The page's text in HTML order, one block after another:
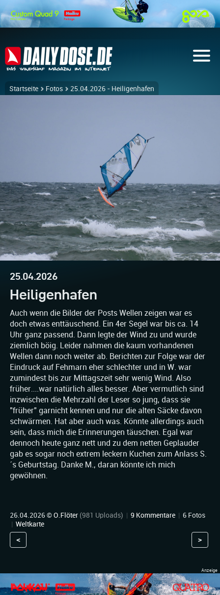
Startseite Fotos 25.04.2026 - Heiligenhafen
25.04.2026
Heiligenhafen
Auch wenn die Bilder der Posts Wellen zeigen war es
doch etwas enttäuschend. Ein 4er Segel war bis ca. 14
Uhr ganz passend. Dann legte der Wind zu und wurde
ziemlich böig. Leider nahmen die kaum vorhandenen
Wellen dann noch weiter ab. Berichten zur Folge war der
Eindruck auf Fehmarn eher schlechter und in W. war
zumindest bis zur Mittagszeit sehr wenig Wind. Also
früher....war natürlich alles besser. Aber vermutlich sind
inzwischen die Mehrzahl der Leser so jung, dass sie
"früher" garnicht kennen und nur die alten Säcke davon
schwärmen. Hat aber auch was. Könnte allerdings auch
sein, dass mich die Erinnerungen täuschen. Egal war
dennoch heute ganz nett und zu dem netten Geplauder
gab es sogar noch extrem leckern Kuchen zum Anlass S.
´s Geburtstag. Danke M., daran könnte ich mich
gewöhnen.
26.04.2026 ©O.Flöter (981 Uploads) | 9 Kommentare | 6 Fotos
| Weltkarte
< >